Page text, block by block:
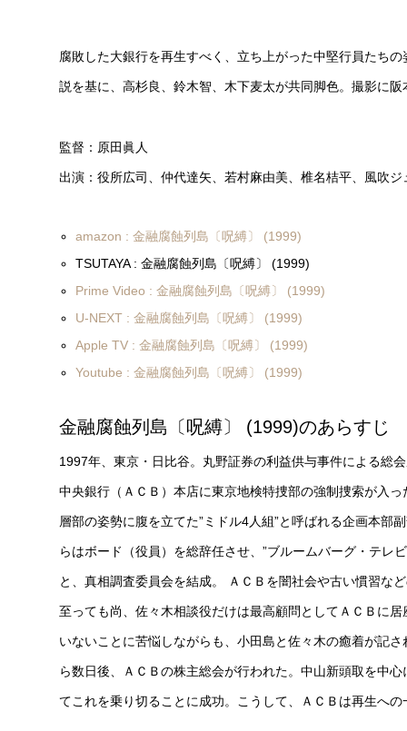
腐敗した大銀行を再生すべく、立ち上がった中堅行員たち
説を基に、高杉良、鈴木智、木下麦太が共同脚色。撮影に
監督：原田眞人
出演：役所広司、仲代達矢、若村麻由美、椎名桔平、風吹
amazon : 金融腐蝕列島〔呪縛〕 (1999)
TSUTAYA : 金融腐蝕列島〔呪縛〕 (1999)
Prime Video : 金融腐蝕列島〔呪縛〕 (1999)
U-NEXT : 金融腐蝕列島〔呪縛〕 (1999)
Apple TV : 金融腐蝕列島〔呪縛〕 (1999)
Youtube : 金融腐蝕列島〔呪縛〕 (1999)
金融腐蝕列島〔呪縛〕 (1999)のあらすじ
1997年、東京・日比谷。丸野証券の利益供与事件による総
中央銀行（ＡＣＢ）本店に東京地検特捜部の強制捜索が入
層部の姿勢に腹を立てた”ミドル4人組”と呼ばれる企画本
らはボード（役員）を総辞任させ、”ブルームバーグ・テレ
と、真相調査委員会を結成。 ＡＣＢを闇社会や古い慣習な
至っても尚、佐々木相談役だけは最高顧問としてＡＣＢに
いないことに苦悩しながらも、小田島と佐々木の癒着が記
ら数日後、ＡＣＢの株主総会が行われた。中山新頭取を中
てこれを乗り切ることに成功。こうして、ＡＣＢは再生へ